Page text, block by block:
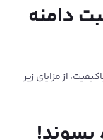
دامنه
از مزایای زیر